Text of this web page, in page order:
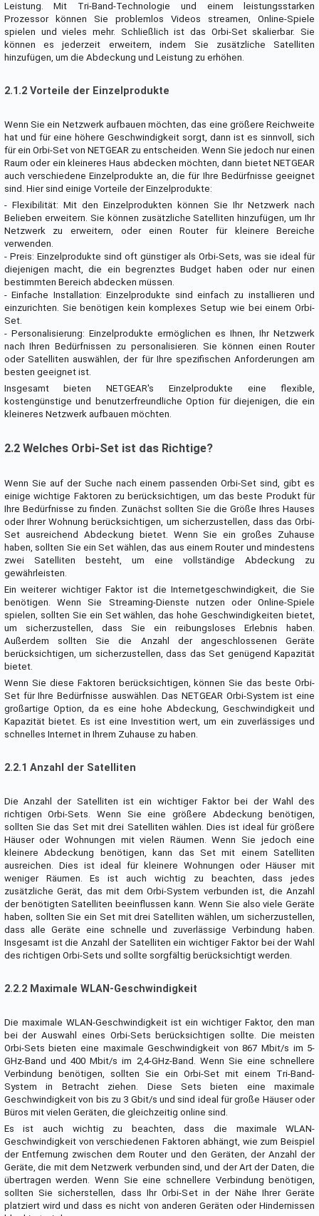
Leistung. Mit Tri-Band-Technologie und einem leistungsstarken
Prozessor können Sie problemlos Videos streamen, Online-Spiele
spielen und vieles mehr. Schließlich ist das Orbi-Set skalierbar. Sie
können es jederzeit erweitern, indem Sie zusätzliche Satelliten
hinzufügen, um die Abdeckung und Leistung zu erhöhen.
2.1.2 Vorteile der Einzelprodukte
Wenn Sie ein Netzwerk aufbauen möchten, das eine größere Reichweite
hat und für eine höhere Geschwindigkeit sorgt, dann ist es sinnvoll, sich
für ein Orbi-Set von NETGEAR zu entscheiden. Wenn Sie jedoch nur einen
Raum oder ein kleineres Haus abdecken möchten, dann bietet NETGEAR
auch verschiedene Einzelprodukte an, die für Ihre Bedürfnisse geeignet
sind. Hier sind einige Vorteile der Einzelprodukte:
- Flexibilität: Mit den Einzelprodukten können Sie Ihr Netzwerk nach
Belieben erweitern. Sie können zusätzliche Satelliten hinzufügen, um Ihr
Netzwerk zu erweitern, oder einen Router für kleinere Bereiche
verwenden.
- Preis: Einzelprodukte sind oft günstiger als Orbi-Sets, was sie ideal für
diejenigen macht, die ein begrenztes Budget haben oder nur einen
bestimmten Bereich abdecken müssen.
- Einfache Installation: Einzelprodukte sind einfach zu installieren und
einzurichten. Sie benötigen kein komplexes Setup wie bei einem Orbi-
Set.
- Personalisierung: Einzelprodukte ermöglichen es Ihnen, Ihr Netzwerk
nach Ihren Bedürfnissen zu personalisieren. Sie können einen Router
oder Satelliten auswählen, der für Ihre spezifischen Anforderungen am
besten geeignet ist.
Insgesamt bieten NETGEAR's Einzelprodukte eine flexible,
kostengünstige und benutzerfreundliche Option für diejenigen, die ein
kleineres Netzwerk aufbauen möchten.
2.2 Welches Orbi-Set ist das Richtige?
Wenn Sie auf der Suche nach einem passenden Orbi-Set sind, gibt es
einige wichtige Faktoren zu berücksichtigen, um das beste Produkt für
Ihre Bedürfnisse zu finden. Zunächst sollten Sie die Größe Ihres Hauses
oder Ihrer Wohnung berücksichtigen, um sicherzustellen, dass das Orbi-
Set ausreichend Abdeckung bietet. Wenn Sie ein großes Zuhause
haben, sollten Sie ein Set wählen, das aus einem Router und mindestens
zwei Satelliten besteht, um eine vollständige Abdeckung zu
gewährleisten.
Ein weiterer wichtiger Faktor ist die Internetgeschwindigkeit, die Sie
benötigen. Wenn Sie Streaming-Dienste nutzen oder Online-Spiele
spielen, sollten Sie ein Set wählen, das hohe Geschwindigkeiten bietet,
um sicherzustellen, dass Sie ein reibungsloses Erlebnis haben.
Außerdem sollten Sie die Anzahl der angeschlossenen Geräte
berücksichtigen, um sicherzustellen, dass das Set genügend Kapazität
bietet.
Wenn Sie diese Faktoren berücksichtigen, können Sie das beste Orbi-
Set für Ihre Bedürfnisse auswählen. Das NETGEAR Orbi-System ist eine
großartige Option, da es eine hohe Abdeckung, Geschwindigkeit und
Kapazität bietet. Es ist eine Investition wert, um ein zuverlässiges und
schnelles Internet in Ihrem Zuhause zu haben.
2.2.1 Anzahl der Satelliten
Die Anzahl der Satelliten ist ein wichtiger Faktor bei der Wahl des
richtigen Orbi-Sets. Wenn Sie eine größere Abdeckung benötigen,
sollten Sie das Set mit drei Satelliten wählen. Dies ist ideal für größere
Häuser oder Wohnungen mit vielen Räumen. Wenn Sie jedoch eine
kleinere Abdeckung benötigen, kann das Set mit einem Satelliten
ausreichen. Dies ist ideal für kleinere Wohnungen oder Häuser mit
weniger Räumen. Es ist auch wichtig zu beachten, dass jedes
zusätzliche Gerät, das mit dem Orbi-System verbunden ist, die Anzahl
der benötigten Satelliten beeinflussen kann. Wenn Sie also viele Geräte
haben, sollten Sie ein Set mit drei Satelliten wählen, um sicherzustellen,
dass alle Geräte eine schnelle und zuverlässige Verbindung haben.
Insgesamt ist die Anzahl der Satelliten ein wichtiger Faktor bei der Wahl
des richtigen Orbi-Sets und sollte sorgfältig berücksichtigt werden.
2.2.2 Maximale WLAN-Geschwindigkeit
Die maximale WLAN-Geschwindigkeit ist ein wichtiger Faktor, den man
bei der Auswahl eines Orbi-Sets berücksichtigen sollte. Die meisten
Orbi-Sets bieten eine maximale Geschwindigkeit von 867 Mbit/s im 5-
GHz-Band und 400 Mbit/s im 2,4-GHz-Band. Wenn Sie eine schnellere
Verbindung benötigen, sollten Sie ein Orbi-Set mit einem Tri-Band-
System in Betracht ziehen. Diese Sets bieten eine maximale
Geschwindigkeit von bis zu 3 Gbit/s und sind ideal für große Häuser oder
Büros mit vielen Geräten, die gleichzeitig online sind.
Es ist auch wichtig zu beachten, dass die maximale WLAN-
Geschwindigkeit von verschiedenen Faktoren abhängt, wie zum Beispiel
der Entfernung zwischen dem Router und den Geräten, der Anzahl der
Geräte, die mit dem Netzwerk verbunden sind, und der Art der Daten, die
übertragen werden. Wenn Sie eine schnellere Verbindung benötigen,
sollten Sie sicherstellen, dass Ihr Orbi-Set in der Nähe Ihrer Geräte
platziert wird und dass es nicht von anderen Geräten oder Hindernissen